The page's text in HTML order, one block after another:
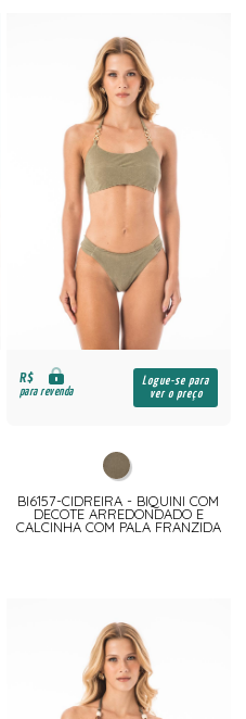
R$
para revenda
Logue-se para
ver o preço
BI6157-CIDREIRA - BIQUINI COM
DECOTE ARREDONDADO E
CALCINHA COM PALA FRANZIDA